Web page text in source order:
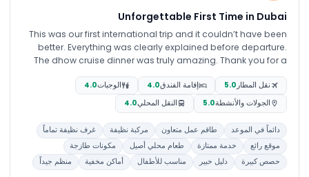
Unforgettable First Time in Dubai
This was our first international trip and it couldn’t have been
better. Everything was clearly explained before departure.
The dhow cruise dinner was truly amazing. Thank you for a
نقل المطار 5.0 إقامة الفندق4.0 الوجبات4.0
الجولات والأنشطة5.0 النقل المحلي4.0
دائماً في الموعد طاقم عمل متعاون مركبة نظيفة
غرف نظيفة تماماً
موقع رائع
خدمة ممتازة طعام محلي أصيل
مكونات طازجة
حصص كبيرة
دليل خبير مناسب للأطفال أماكن مخفية منظم جيداً